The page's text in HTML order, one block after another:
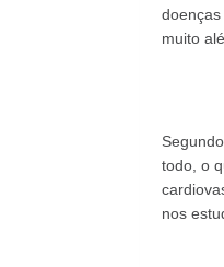
muito
todo, o
nos